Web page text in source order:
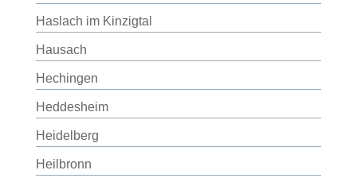
Haslach im Kinzigtal
Hausach
Hechingen
Heddesheim
Heidelberg
Heilbronn